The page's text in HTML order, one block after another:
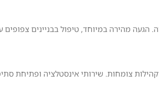
הגעה מהירה במיוחד, טיפול בבניינים
צומחות. שירותי אינסטלציה ופתיחת